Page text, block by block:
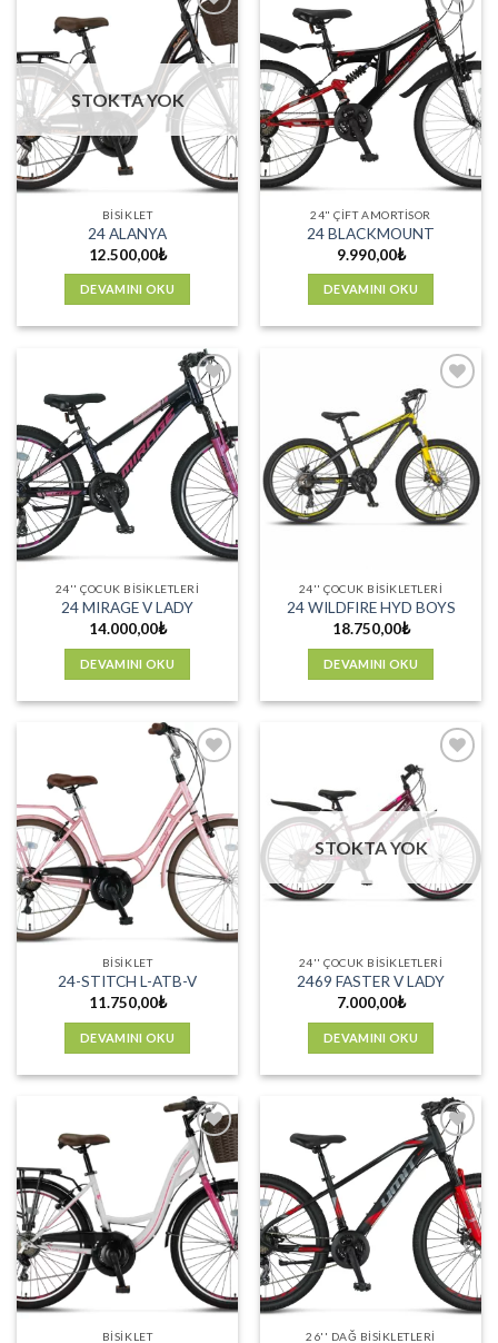
Favorilere
Ekle
STOKTA YOK
BISIKLET
24 ALANYA
12.500,00₺
DEVAMINI OKU
Favorilere
Ekle
24" ÇIFT AMORTISOR
24 BLACKMOUNT
9.990,00₺
DEVAMINI OKU
Favorilere
Ekle
24'' ÇOCUK BISIKLETLERI
24 MIRAGE V LADY
14.000,00₺
DEVAMINI OKU
Favorilere
Ekle
24'' ÇOCUK BISIKLETLERI
24 WILDFIRE HYD BOYS
18.750,00₺
DEVAMINI OKU
Favorilere
Ekle
BISIKLET
24-STITCH L-ATB-V
11.750,00₺
DEVAMINI OKU
Favorilere
Ekle
STOKTA YOK
24'' ÇOCUK BISIKLETLERI
2469 FASTER V LADY
7.000,00₺
DEVAMINI OKU
Favorilere
Ekle
BISIKLET
Favorilere
Ekle
26'' DAĞ BISIKLETLERI